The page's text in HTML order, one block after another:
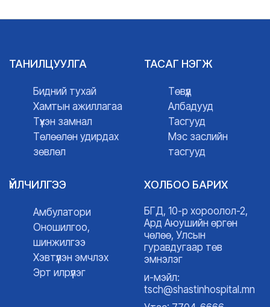
ТАНИЛЦУУЛГА
Бидний тухай
Хамтын ажиллагаа
Түүхэн замнал
Төлөөлөн удирдах
зөвлөл
ТАСАГ НЭГЖ
Төвүүд
Албадууд
Тасгууд
Мэс заслийн
тасгууд
ҮЙЛЧИЛГЭЭ
Амбулатори
Оношилгоо,
шинжилгээ
Хэвтүүлэн эмчлэх
Эрт илрүүлэг
ХОЛБОО БАРИХ
БГД, 10-р хороолол-2,
Ард Аюушийн өргөн
чөлөө, Улсын
гуравдугаар төв
эмнэлэг
и-мэйл:
tsch@shastinhospital.mn